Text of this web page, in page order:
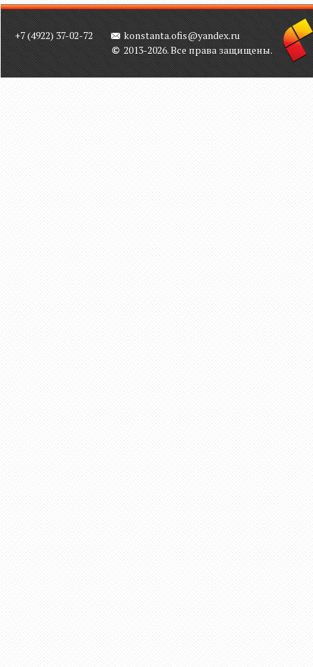
+7 (4922) 37-02-72
konstanta.ofis@yandex.ru
2013-2026. Все права защищены.